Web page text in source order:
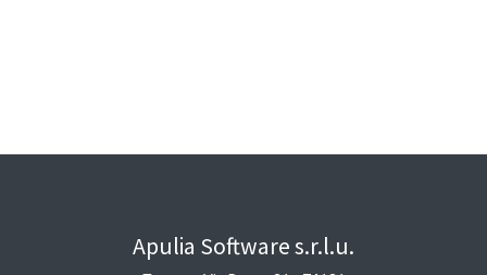
Apulia Software s.r.l.u.